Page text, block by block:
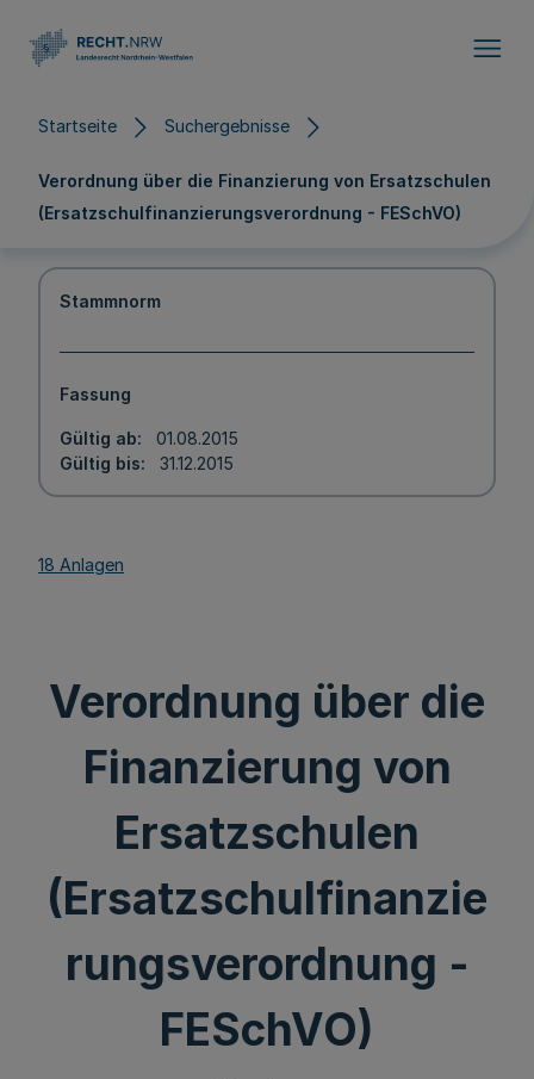
Startseite Suchergebnisse
Verordnung über die Finanzierung von Ersatzschulen
(Ersatzschulfinanzierungsverordnung - FESchVO)
Stammnorm
Fassung
Gültig ab
01.08.2015
Gültig bis
31.12.2015
18 Anlagen
Verordnung über die
Finanzierung von
Ersatzschulen
(Ersatzschulfinanzie
rungsverordnung -
FESchVO)